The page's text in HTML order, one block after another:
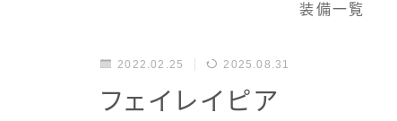
装備一覧
2022.02.25 2025.08.31
フェイレイピア